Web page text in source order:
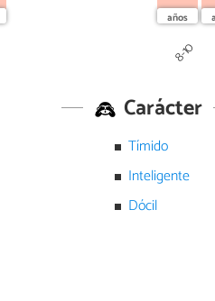
8-10
Carácter
Tímido
Inteligente
Dócil